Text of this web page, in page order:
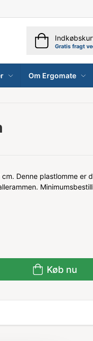
Gratis fragt
Om Ergomate
Denne plastlomme er
Køb nu